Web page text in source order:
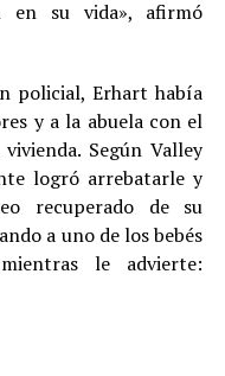
en su vida», afirmó
policial, Erhart había
y a la abuela con el
Según Valley
logró arrebatarle y
recuperado de su
a uno de los bebés
le advierte: